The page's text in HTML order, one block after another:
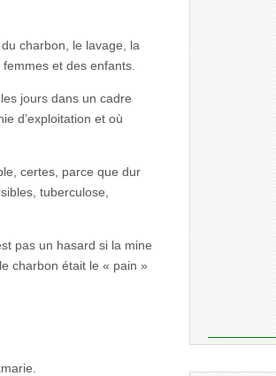
charbon, le lavage, la
et des enfants.
jours dans un cadre
d’exploitation et où
certes, parce que dur
tuberculose,
pas un hasard si la mine
charbon était le « pain »